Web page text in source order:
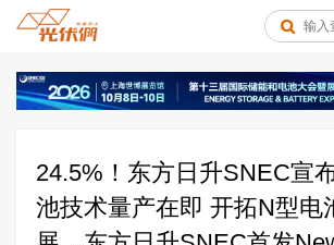
24.5%！东方日升SNEC宣
池技术量产在即 开拓N型电